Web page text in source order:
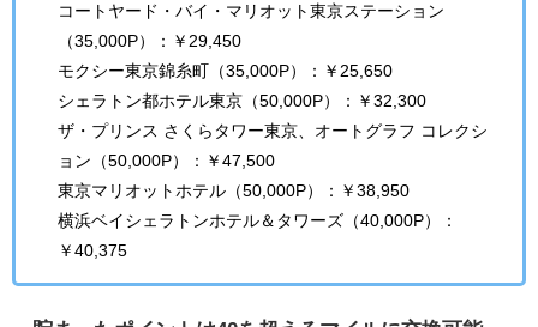
コートヤード・バイ・マリオット東京ステーション
（35,000P）：￥29,450
モクシー東京錦糸町（35,000P）：￥25,650
シェラトン都ホテル東京（50,000P）：￥32,300
ザ・プリンス さくらタワー東京、オートグラフ コレクシ
ョン（50,000P）：￥47,500
東京マリオットホテル（50,000P）：￥38,950
横浜ベイシェラトンホテル＆タワーズ（40,000P）：
￥40,375